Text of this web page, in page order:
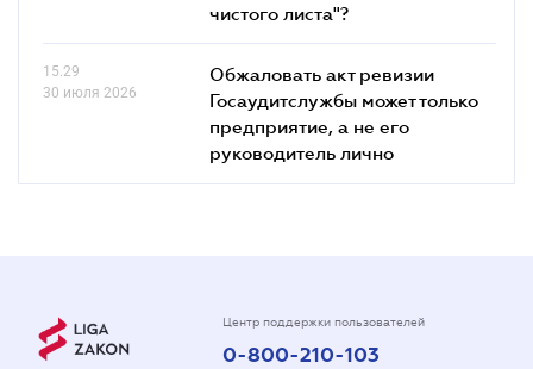
чистого листа"?
15.29
30 июля 2026
Обжаловать акт ревизии
Госаудитслужбы может только
предприятие, а не его
руководитель лично
Центр поддержки пользователей
0-800-210-103